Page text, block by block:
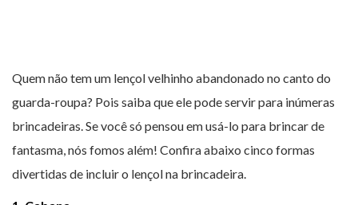
Quem não tem um lençol velhinho abandonado no canto do
guarda-roupa? Pois saiba que ele pode servir para inúmeras
brincadeiras. Se você só pensou em usá-lo para brincar de
fantasma, nós fomos além! Confira abaixo cinco formas
divertidas de incluir o lençol na brincadeira.